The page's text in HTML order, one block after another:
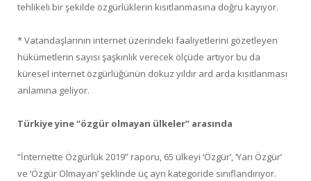
tehlikeli bir şekilde özgürlüklerin kısıtlanmasına doğru kayıyor.
* Vatandaşlarının internet üzerindeki faaliyetlerini gözetleyen
hükümetlerin sayısı şaşkınlık verecek ölçüde artıyor bu da
küresel internet özgürlüğünün dokuz yıldır ard arda kısıtlanması
anlamına geliyor.
Türkiye yine “özgür olmayan ülkeler” arasında
“İnternette Özgürlük 2019” raporu, 65 ülkeyi ‘Özgür’, ‘Yarı Özgür’
ve ‘Özgür Olmayan’ şeklinde üç ayrı kategoride sınıflandırıyor.